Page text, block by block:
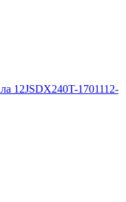
12JSDX240T-1701112-